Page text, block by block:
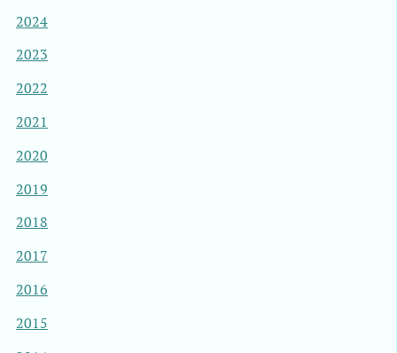
2024
2023
2022
2021
2020
2019
2018
2017
2016
2015